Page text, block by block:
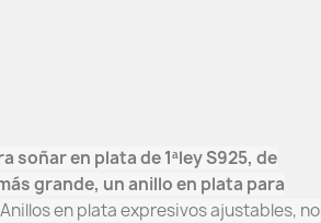
soñar en plata de 1ªley S925, de
grande, un anillo en plata para
en plata expresivos ajustables, no